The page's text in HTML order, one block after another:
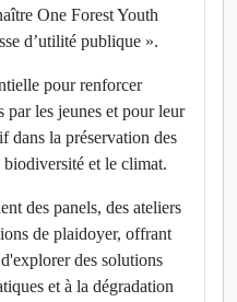
One Forest Youth
d’utilité publique ».
pour renforcer
par les jeunes et pour leur
dans la préservation des
et le climat.
des panels, des ateliers
de plaidoyer, offrant
des solutions
et à la dégradation